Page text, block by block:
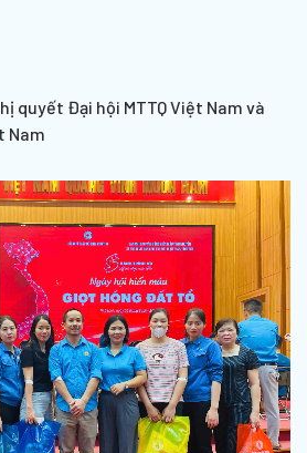
quyết Đại hội MTTQ Việt Nam và
Nam